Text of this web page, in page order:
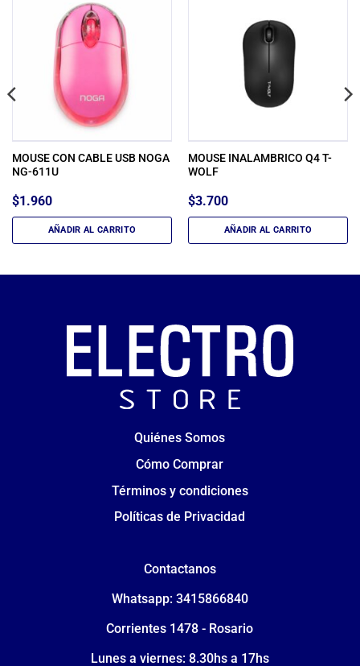
MOUSE CON CABLE USB NOGA
NG-611U
$1.960
AÑADIR AL CARRITO
MOUSE INALAMBRICO Q4 T-
WOLF
$3.700
AÑADIR AL CARRITO
Quiénes Somos
Cómo Comprar
Términos y condiciones
Políticas de Privacidad
Contactanos
Whatsapp: 3415866840
Corrientes 1478 - Rosario
Lunes a viernes: 8.30hs a 17hs